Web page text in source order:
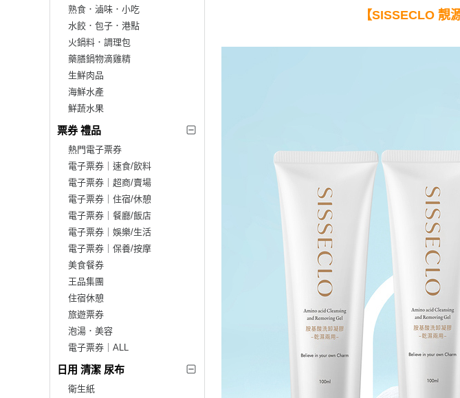
熟食．滷味．小吃
水餃．包子．港點
火鍋料．調理包
藥膳鍋物滴雞精
生鮮肉品
海鮮水產
鮮蔬水果
票券 禮品
熱門電子票券
電子票券｜速食/飲料
電子票券｜超商/賣場
電子票券｜住宿/休憩
電子票券｜餐廳/飯店
電子票券｜娛樂/生活
電子票券｜保養/按摩
美食餐券
王品集團
住宿休憩
旅遊票券
泡湯．美容
電子票券｜ALL
日用 清潔 尿布
衛生紙
【SISSECLO